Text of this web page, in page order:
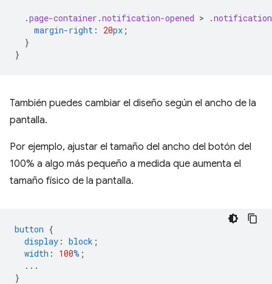
.page-container .notification-opened > .
margin-right : 20px ;
}
}
También puedes cambiar el diseño según el ancho de la
pantalla.
Por ejemplo, ajustar el tamaño del ancho del botón del
100% a algo más pequeño a medida que aumenta el
tamaño físico de la pantalla.
button {
display : block ;
width : 100% ;
...
}